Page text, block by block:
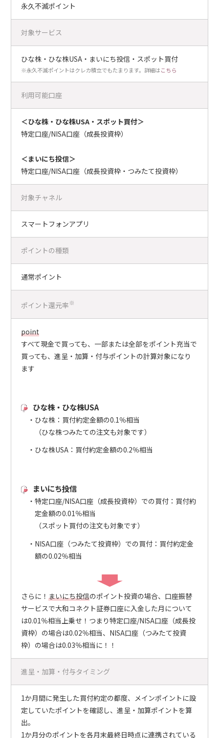
永久不滅ポイント
対象サービス
ひな株・ひな株USA・まいにち投信・スポット買付
※永久不滅ポイントはクレカ積立でもたまります。詳細はこちら
利用可能口座
＜ひな株・ひな株USA・スポット買付＞
特定口座/NISA口座（成長投資枠）
＜まいにち投信＞
特定口座/NISA口座（成長投資枠・つみたて投資枠）
対象チャネル
スマートフォンアプリ
ポイントの種類
通常ポイント
ポイント還元率※
point
すべて現金で買っても、一部または全部をポイント充当で
買っても、進呈・加算・付与ポイントの計算対象になり
ます
ひな株・ひな株USA
ひな株：買付約定金額の0.1％相当
（ひな株つみたての注文も対象です）
ひな株USA：買付約定金額の0.2％相当
まいにち投信
特定口座/NISA口座（成長投資枠）での買付：買付約
定金額の0.01％相当
（スポット買付の注文も対象です）
NISA口座（つみたて投資枠）での買付：買付約定金
額の0.02％相当
さらに！まいにち投信のポイント投資の場合、口座振替
サービスで大和コネクト証券口座に入金した月について
は0.01％相当上乗せ！つまり特定口座/NISA口座（成長投
資枠）の場合は0.02％相当、NISA口座（つみたて投資
枠）の場合は0.03％相当に！！
進呈・加算・付与タイミング
1か月間に発生した買付約定の都度、メインポイントに設
定していたポイントを確認し、進呈・加算ポイントを算
出。
1か月分のポイントを各月末最終日時点に連携されている